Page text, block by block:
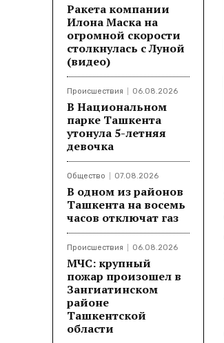
Ракета компании
Илона Маска на
огромной скорости
столкнулась с Луной
(видео)
Происшествия 06.08.2026
В Национальном
парке Ташкента
утонула 5-летняя
девочка
Общество 07.08.2026
В одном из районов
Ташкента на восемь
часов отключат газ
Происшествия 06.08.2026
МЧС: крупный
пожар произошел в
Зангиатинском
районе
Ташкентской
области